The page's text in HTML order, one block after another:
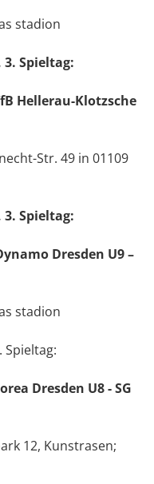
stadion
3. Spieltag:
Hellerau-Klotzsche
Str. 49 in 01109
3. Spieltag:
Dresden U9 –
stadion
Spieltag:
Dresden U8 - SG
12, Kunstrasen;